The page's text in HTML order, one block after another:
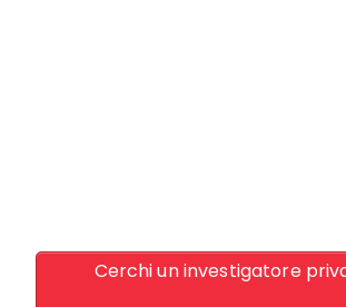
Cerchi un investigatore